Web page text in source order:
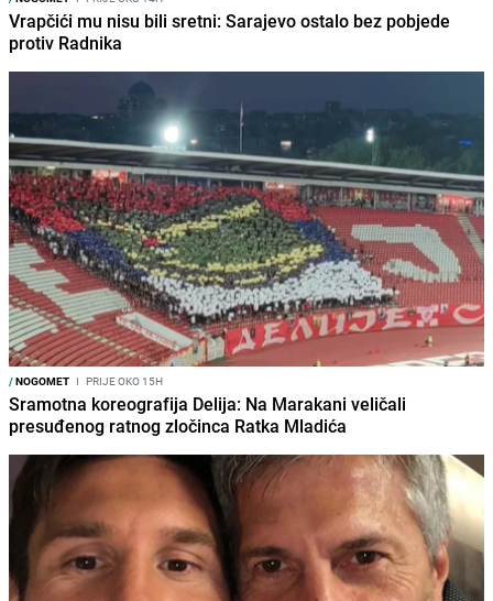
Vrapčići mu nisu bili sretni: Sarajevo ostalo bez pobjede
protiv Radnika
/NOGOMET I PRIJE OKO 15H
Sramotna koreografija Delija: Na Marakani veličali
presuđenog ratnog zločinca Ratka Mladića